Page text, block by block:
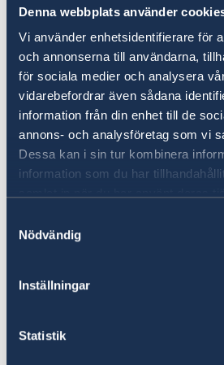
Denna webbplats använder
Vi använder enhetsidentifierare för
och annonserna till användarna,
för sociala medier och analysera
vidarebefordrar även sådana
information från din enhet till de
annons- och analysföretag som vi
Dessa kan i sin tur kombinera
information som du har
Nödvändig
Inställningar
Statistik
Ambassaden kan endast
samordningsnummer för
medborgare.
Följande handlingar behöver
dokument ska vara i
är på engelska ska även
översättning lämnas in:
Barnet måste komma
tillsammans med minst
Födelsebevis
(Birth
födelselandet och